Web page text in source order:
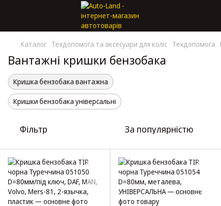
Каталог Техдопомога та аксесуари для коліс Техдопомога
Вантажні кришки бензобака
Кришка бензобака вантажна
Кришки бензобака універсальні
Фільтр За популярністю